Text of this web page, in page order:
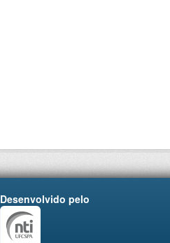
Desenvolvido pelo